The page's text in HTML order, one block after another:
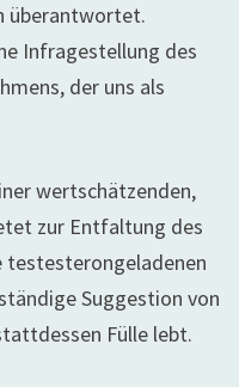
überantwortet.
Infragestellung des
der uns als
wertschätzenden,
zur Entfaltung des
testesterongeladenen
Suggestion von
Fülle lebt.